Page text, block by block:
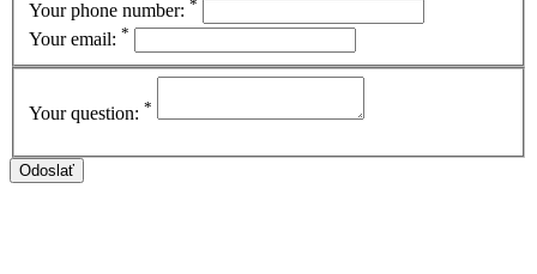
Your phone number: *
Your email: *
Your question: *